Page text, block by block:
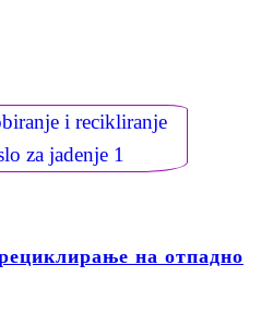
на отпадно